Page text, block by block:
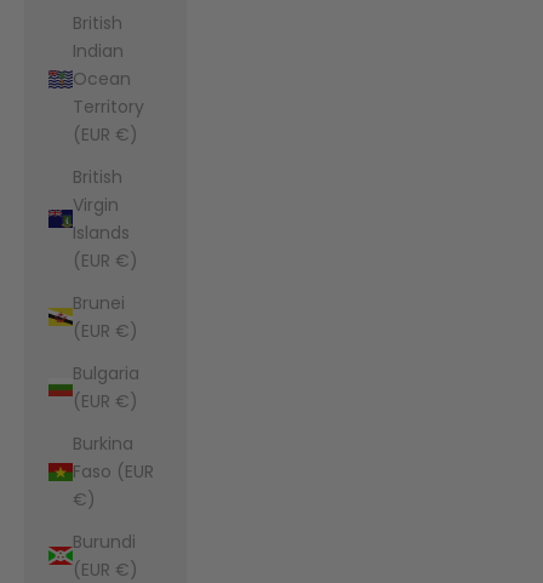
British
Indian
Ocean
Territory
(EUR €)
British
Virgin
Islands
(EUR €)
Brunei
(EUR €)
Bulgaria
(EUR €)
Burkina
Faso (EUR
€)
Burundi
(EUR €)